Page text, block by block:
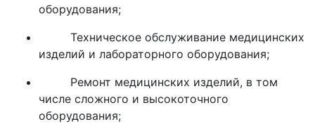
оборудования;
Техническое обслуживание медицинских
изделий и лабораторного оборудования;
Ремонт медицинских изделий, в том
числе сложного и высокоточного
оборудования;